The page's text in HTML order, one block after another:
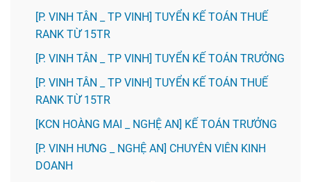
[P. VINH TÂN _ TP VINH] TUYỂN KẾ TOÁN THUẾ
RANK TỪ 15TR
[P. VINH TÂN _ TP VINH] TUYỂN KẾ TOÁN TRƯỞNG
[P. VINH TÂN _ TP VINH] TUYỂN KẾ TOÁN THUẾ
RANK TỪ 15TR
️[KCN HOÀNG MAI _ NGHỆ AN] KẾ TOÁN TRƯỞNG
️[P. VINH HƯNG _ NGHỆ AN] CHUYÊN VIÊN KINH
DOANH